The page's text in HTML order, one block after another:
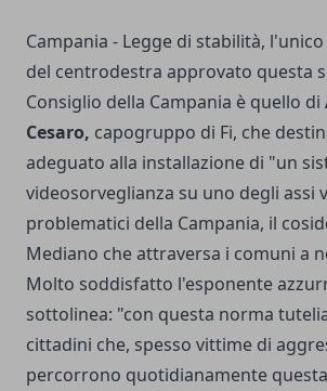
Campania - Legge di stabilità,
del centrodestra approvato questa
Consiglio della Campania è quello di
Cesaro, capogruppo di Fi, che
adeguato alla installazione di "un
videosorveglianza su uno degli assi
problematici della Campania, il
Mediano che attraversa i comuni a
Molto soddisfatto l'esponente
sottolinea: "con questa norma
cittadini che, spesso vittime di
percorrono quotidianamente